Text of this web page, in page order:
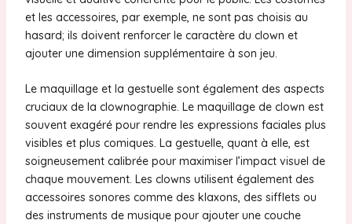
et les accessoires, par exemple, ne sont pas choisis au
hasard; ils doivent renforcer le caractère du clown et
ajouter une dimension supplémentaire à son jeu.
Le maquillage et la gestuelle sont également des aspects
cruciaux de la clownographie. Le maquillage de clown est
souvent exagéré pour rendre les expressions faciales plus
visibles et plus comiques. La gestuelle, quant à elle, est
soigneusement calibrée pour maximiser l’impact visuel de
chaque mouvement. Les clowns utilisent également des
accessoires sonores comme des klaxons, des sifflets ou
des instruments de musique pour ajouter une couche